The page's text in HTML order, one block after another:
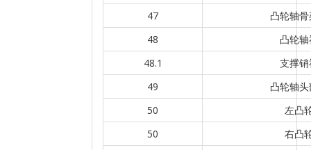
47
凸轮轴
48
凸轮
48.1
支撑
49
凸轮轴
50
左凸
50
右凸